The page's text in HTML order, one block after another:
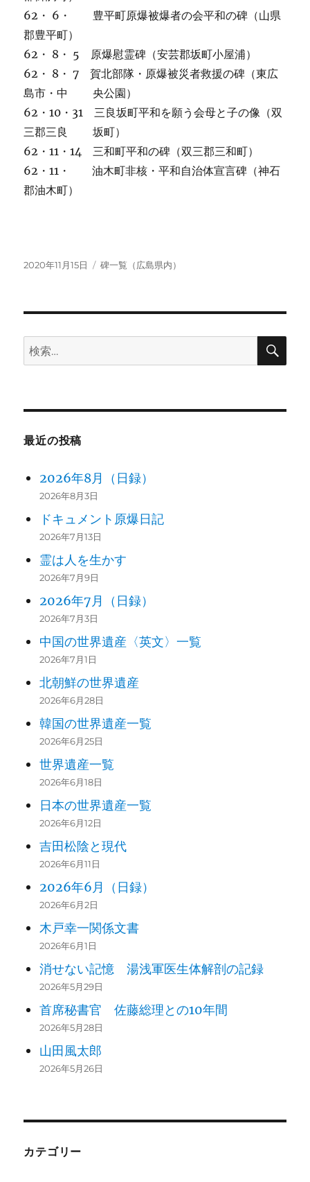
62・ 6・ 豊平町原爆被爆者の会平和の碑（山県
郡豊平町）
62・ 8・ 5 原爆慰霊碑（安芸郡坂町小屋浦）
62・ 8・ 7 賀北部隊・原爆被災者救援の碑（東広
島市・中 央公園）
62・10・31 三良坂町平和を願う会母と子の像（双
三郡三良 坂町）
62・11・14 三和町平和の碑（双三郡三和町）
62・11・ 油木町非核・平和自治体宣言碑（神石
郡油木町）
投
2020年11月15日
カ
碑一覧（広島県内）
検
索:
検
最近の投稿
2026年8月（日録）
2026年8月3日
ドキュメント原爆日記
2026年7月13日
霊は人を生かす
2026年7月9日
2026年7月（日録）
2026年7月3日
中国の世界遺産〈英文〉一覧
2026年7月1日
北朝鮮の世界遺産
2026年6月28日
韓国の世界遺産一覧
2026年6月25日
世界遺産一覧
2026年6月18日
日本の世界遺産一覧
2026年6月12日
吉田松陰と現代
2026年6月11日
2026年6月（日録）
2026年6月2日
木戸幸一関係文書
2026年6月1日
消せない記憶 湯浅軍医生体解剖の記録
2026年5月29日
首席秘書官 佐藤総理との10年間
2026年5月28日
山田風太郎
2026年5月26日
カテゴリー